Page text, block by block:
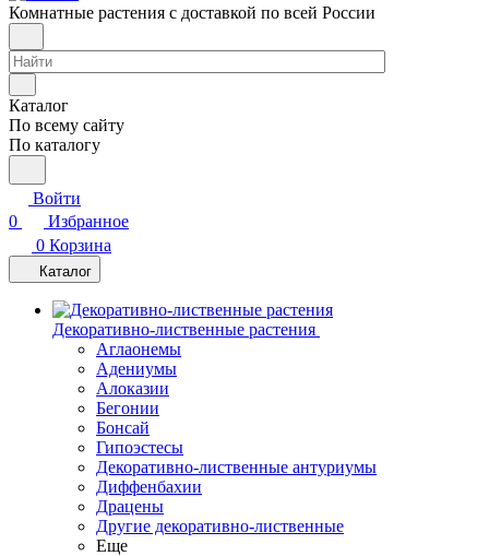
Комнатные растения с доставкой по всей России
Каталог
По всему сайту
По каталогу
Войти
0
Избранное
0 Корзина
Каталог
Декоративно-лиственные растения
Аглаонемы
Адениумы
Алоказии
Бегонии
Бонсай
Гипоэстесы
Декоративно-лиственные антуриумы
Диффенбахии
Драцены
Другие декоративно-лиственные
Еще